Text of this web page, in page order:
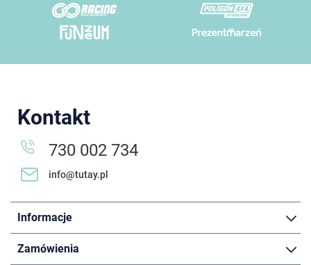
Kontakt
730 002 734
info@tutay.pl
Informacje
Zamówienia